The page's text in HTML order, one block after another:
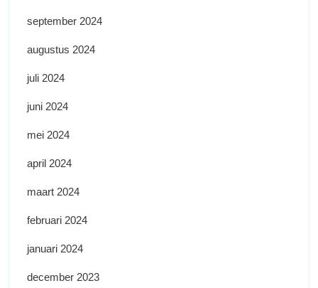
september 2024
augustus 2024
juli 2024
juni 2024
mei 2024
april 2024
maart 2024
februari 2024
januari 2024
december 2023